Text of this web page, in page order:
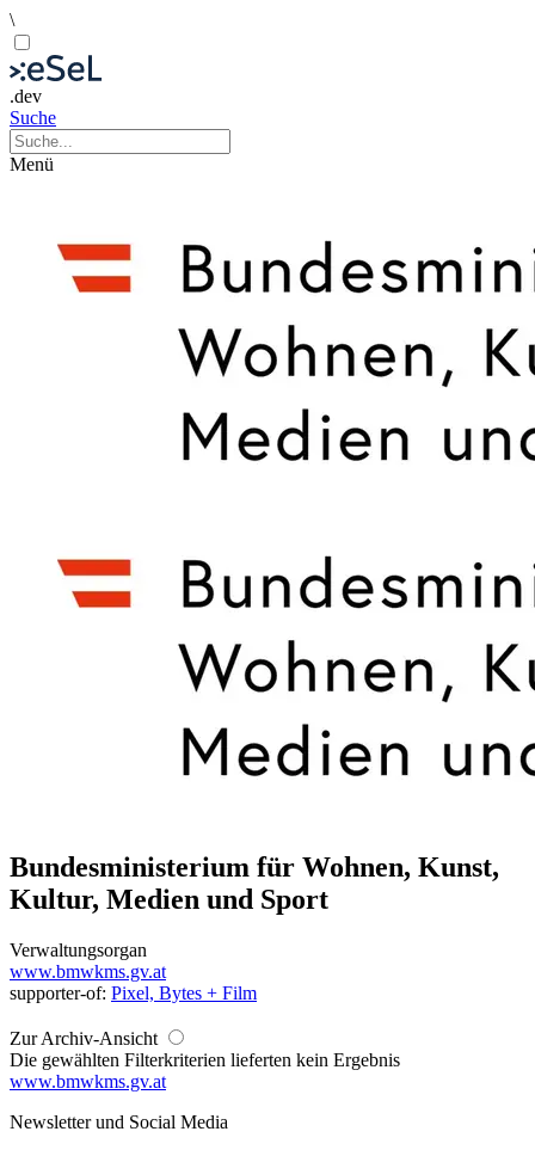
\
.dev
Suche
Menü
Bundesministerium für Wohnen, Kunst,
Kultur, Medien und Sport
Verwaltungsorgan
www.bmwkms.gv.at
supporter-of: Pixel, Bytes + Film
Zur Archiv-Ansicht
Die gewählten Filterkriterien lieferten kein Ergebnis
www.bmwkms.gv.at
Newsletter und Social Media